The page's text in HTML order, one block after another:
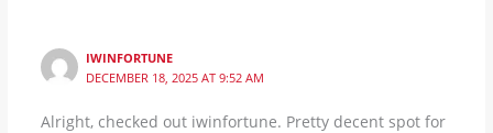
IWINFORTUNE
DECEMBER 18, 2025 AT 9:52 AM
Alright, checked out iwinfortune. Pretty decent spot for